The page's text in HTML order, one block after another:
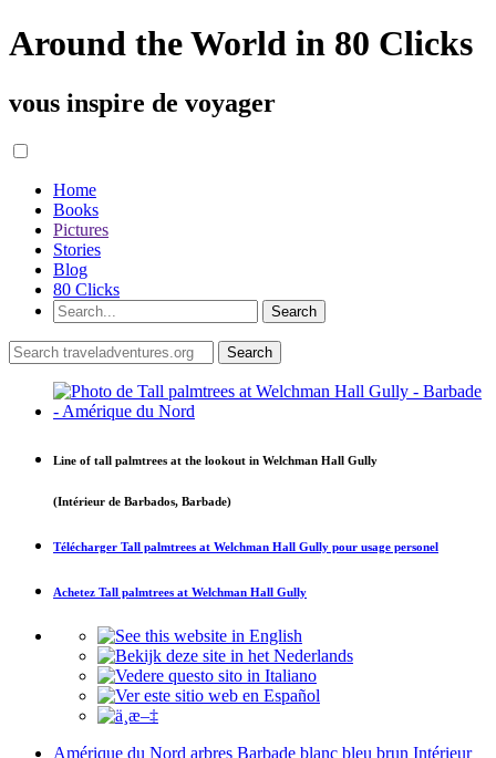
Around the World in 80 Clicks
vous inspire de voyager
Home
Books
Pictures
Stories
Blog
80 Clicks
Line of tall palmtrees at the lookout in Welchman Hall Gully
(Intérieur de Barbados, Barbade)
Télécharger Tall palmtrees at Welchman Hall Gully pour usage personel
Achetez Tall palmtrees at Welchman Hall Gully
Amérique du Nord arbres Barbade blanc bleu brun Intérieur